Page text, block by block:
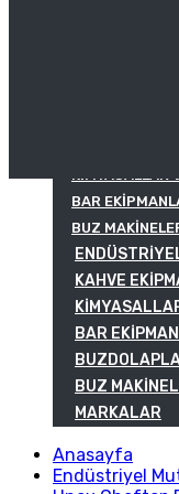
KIMYASALLAR
BAR
BUZ
KAHVE
BAR
BUZ
MARKALAR
Anasayfa
Endüstriyel